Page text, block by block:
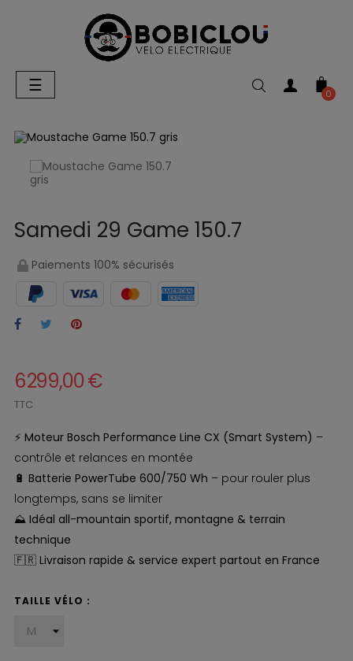
Basculer
la
☰ 0
Samedi 29 Game 150.7
Paiements 100% sécurisés
6 299,00 €
TTC
⚡ Moteur Bosch Performance Line CX (Smart System) –
contrôle et relances en montée
🔋 Batterie PowerTube 600/750 Wh – pour rouler plus
longtemps, sans se limiter
⛰️ Idéal all-mountain sportif, montagne & terrain
technique
🇫🇷 Livraison rapide & service expert partout en France
TAILLE VÉLO :